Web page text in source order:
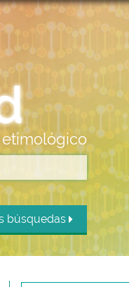
búsquedas